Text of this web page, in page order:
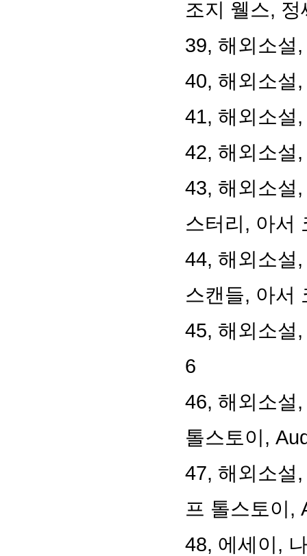
조지 웰스, 정
39, 해외소설
40, 해외소설
41, 해외소설
42, 해외소설
43, 해외소설
스터리 , 아서
44, 해외소설
스캔들, 아서
45, 해외소설
6
46, 해외소설
톨스토이 ,
47, 해외소설
프 톨스토이 ,
48, 에세이 ,